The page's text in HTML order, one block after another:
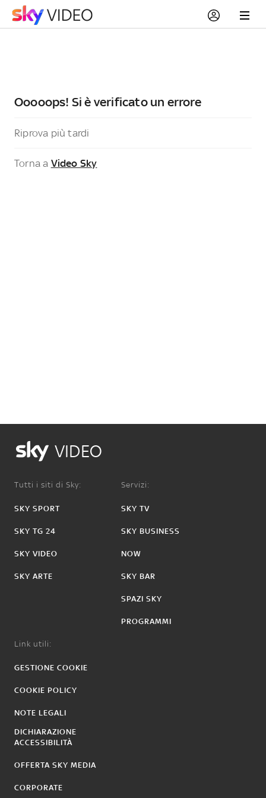
Ooooops! Si è verificato un errore
Riprova più tardi
Torna a Video Sky
VIDEO
Tutti i siti di Sky:
SKY SPORT
SKY TG 24
SKY VIDEO
SKY ARTE
Servizi:
SKY TV
SKY BUSINESS
NOW
SKY BAR
SPAZI SKY
PROGRAMMI
Link utili:
GESTIONE COOKIE
COOKIE POLICY
NOTE LEGALI
DICHIARAZIONE
ACCESSIBILITÀ
OFFERTA SKY MEDIA
CORPORATE